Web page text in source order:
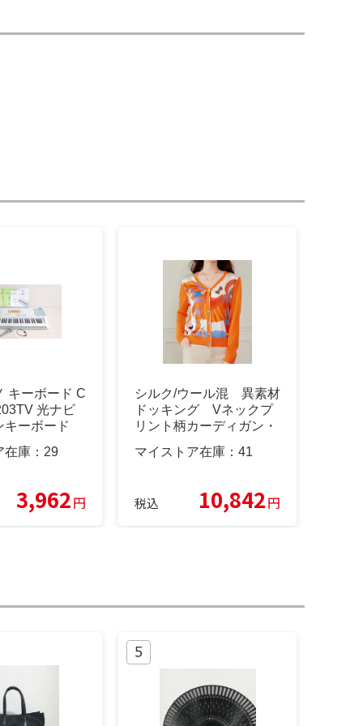
キーボード C
光ナビ
キーボード
庫： 29
3,962円
シルク/ウール混 異素材
ドッキング Vネックプ
リント柄カーディガン・
セーター【秋春】オレン
ジ色
マイストア在庫： 41
税込 10,842円